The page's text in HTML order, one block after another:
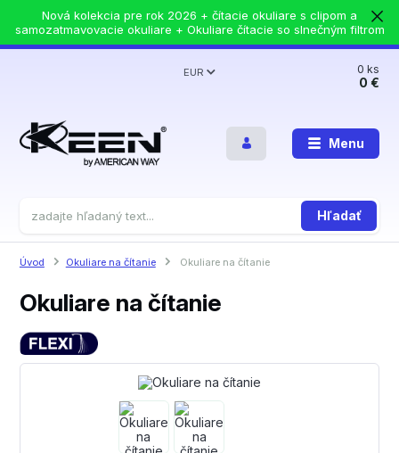
Nová kolekcia pre rok 2026 + čítacie okuliare s clipom a
samozatmavovacie okuliare + Okuliare čítacie so slnečným filtrom
Menu
EUR
Hľadať
0ks
0 €
Úvod Okuliare na čítanie Okuliare na čítanie
Okuliare na čítanie